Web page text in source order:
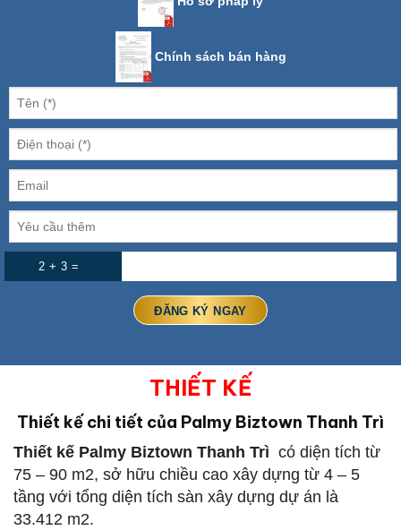
Chính sách bán hàng
2 + 3 =
THIẾT KẾ
Thiết kế chi tiết của Palmy Biztown Thanh Trì
Thiết kế Palmy Biztown Thanh Trì có diện tích từ
75 – 90 m2, sở hữu chiều cao xây dựng từ 4 – 5
tầng với tổng diện tích sàn xây dựng dự án là
33.412 m2.